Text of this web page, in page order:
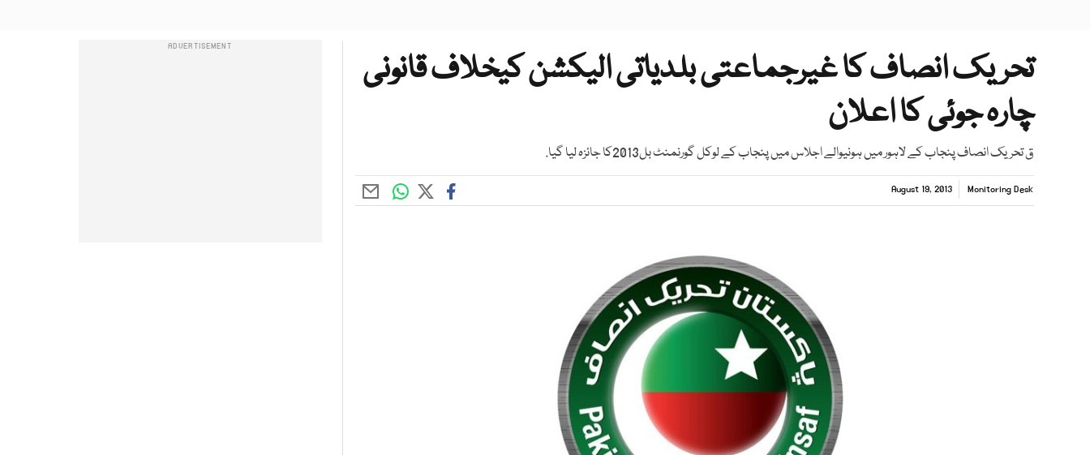
تحریک انصاف کا غیرجماعتی بلدیاتی الیکشن کیخلاف قانونی
چارہ جوئی کا اعلان
ق تحریک انصاف پنجاب کے لاہور میں ہونیوالے اجلاس میں پنجاب کے لوکل گورنمنٹ بل2013کا جائزہ لیا گیا.
Monitoring Desk
August 19, 2013